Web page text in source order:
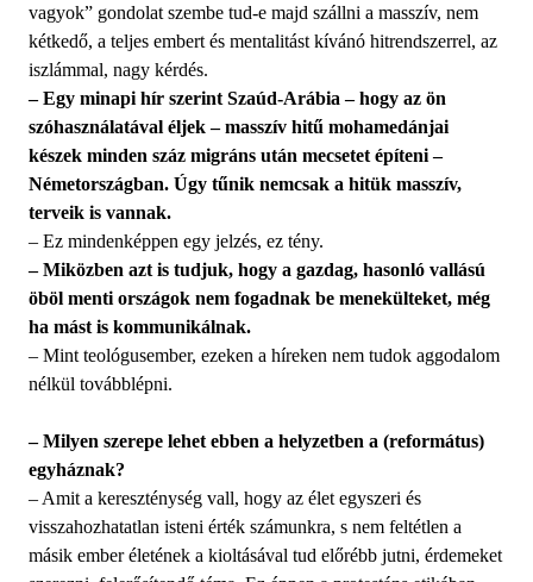
vagyok” gondolat szembe tud-e majd szállni a masszív, nem
kétkedő, a teljes embert és mentalitást kívánó hitrendszerrel, az
iszlámmal, nagy kérdés.
– Egy minapi hír szerint Szaúd-Arábia – hogy az ön
szóhasználatával éljek – masszív hitű mohamedánjai
készek minden száz migráns után mecsetet építeni –
Németországban. Úgy tűnik nemcsak a hitük masszív,
terveik is vannak.
– Ez mindenképpen egy jelzés, ez tény.
– Miközben azt is tudjuk, hogy a gazdag, hasonló vallású
öböl menti országok nem fogadnak be menekülteket, még
ha mást is kommunikálnak.
– Mint teológusember, ezeken a híreken nem tudok aggodalom
nélkül továbblépni.
– Milyen szerepe lehet ebben a helyzetben a (református)
egyháznak?
– Amit a kereszténység vall, hogy az élet egyszeri és
visszahozhatatlan isteni érték számunkra, s nem feltétlen a
másik ember életének a kioltásával tud előrébb jutni, érdemeket